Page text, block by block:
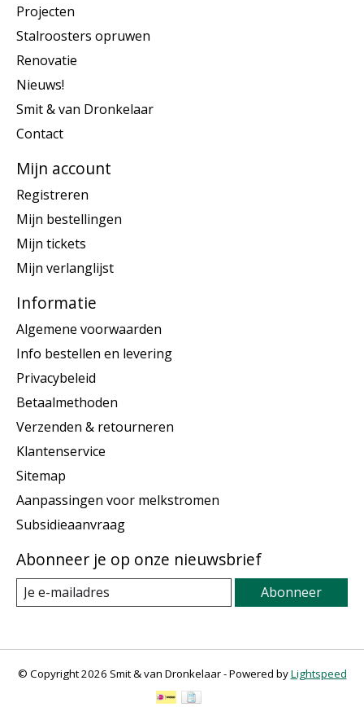
Projecten
Stalroosters opruwen
Renovatie
Nieuws!
Smit & van Dronkelaar
Contact
Mijn account
Registreren
Mijn bestellingen
Mijn tickets
Mijn verlanglijst
Informatie
Algemene voorwaarden
Info bestellen en levering
Privacybeleid
Betaalmethoden
Verzenden & retourneren
Klantenservice
Sitemap
Aanpassingen voor melkstromen
Subsidieaanvraag
Abonneer je op onze nieuwsbrief
Abonneer
© Copyright 2026 Smit & van Dronkelaar - Powered byLightspeed